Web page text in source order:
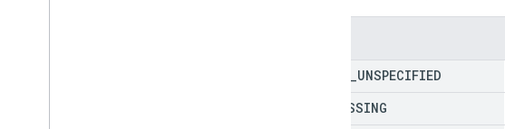
UNSPECIFIED
PROCESSING